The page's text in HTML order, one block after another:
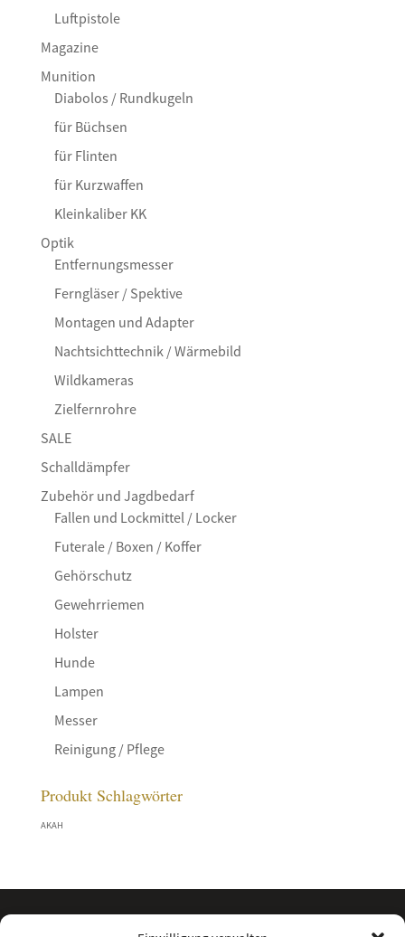
Luftpistole
Magazine
Munition
Diabolos / Rundkugeln
für Büchsen
für Flinten
für Kurzwaffen
Kleinkaliber KK
Optik
Entfernungsmesser
Ferngläser / Spektive
Montagen und Adapter
Nachtsichttechnik / Wärmebild
Wildkameras
Zielfernrohre
SALE
Schalldämpfer
Zubehör und Jagdbedarf
Fallen und Lockmittel / Locker
Futerale / Boxen / Koffer
Gehörschutz
Gewehrriemen
Holster
Hunde
Lampen
Messer
Reinigung / Pflege
Produkt Schlagwörter
AKAH